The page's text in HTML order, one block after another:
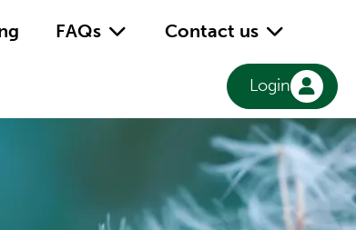
FAQs Contact us
Login